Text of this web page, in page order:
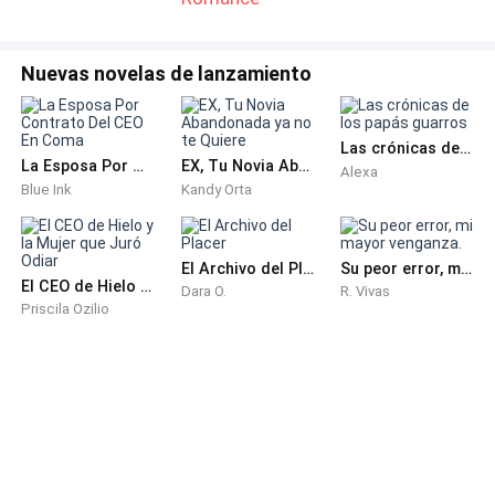
—Claro que sí, es todo un deportista.
—¡Más que eso! Yo creo que estamos criando al
próximo Messi del mundo.
Frunzo los labios para no reírme. Él no tiene idea de
deportes. De hecho, para él ver un partido de padel es
igual de interesante que ver uno de ajedréz porque así
Nuevas novelas de lanzamiento
La Esposa Por Contrato Del CEO En Coma
Blue Ink
EX, Tu Novia Abandonada ya no te Quiere
Kandy Orta
Las crónicas de los papás guarros
Alexa
El CEO de Hielo y la Mujer que Juró Odiar
Priscila Ozilio
El Archivo del Placer
Dara O.
Su peor error, mi mayor venganza.
R. Vivas